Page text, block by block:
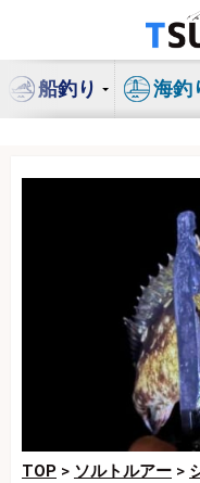
ン
船釣り 海釣
TOP > ソルトルアー >